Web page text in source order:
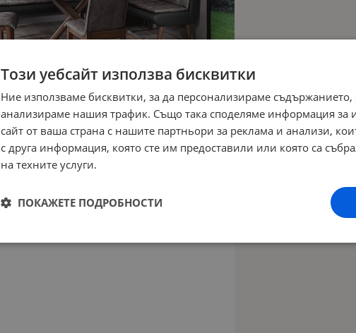
Този уебсайт използва бисквитки
Ние използваме бисквитки, за да персонализираме
анализираме нашия трафик. Също така споделяме информация за
сайт от ваша страна с нашите партньори за реклама и анализи,
с друга информация, която сте им предоставили или която са
на техните услуги.
ПОКАЖЕТЕ ПОДРОБНОСТИ